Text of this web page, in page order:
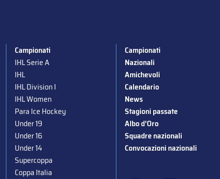
Campionati
IHL Serie A
IHL
IHL Division I
IHL Women
Para Ice Hockey
Under 19
Under 16
Under 14
Supercoppa
Coppa Italia
Campionati
Nazionali
Amichevoli
Calendario
News
Stagioni passate
Albo d’Oro
Squadre nazionali
Convocazioni nazionali